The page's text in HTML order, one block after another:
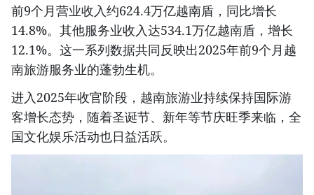
前9个月营业收入约624.4万亿越南盾，同比增长
14.8%。其他服务业收入达534.1万亿越南盾，增长
12.1%。这一系列数据共同反映出2025年前9个月越
南旅游服务业的蓬勃生机。
进入2025年收官阶段，越南旅游业持续保持国际游
客增长态势，随着圣诞节、新年等节庆旺季来临，全
国文化娱乐活动也日益活跃。